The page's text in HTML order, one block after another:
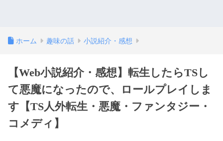
ホーム 趣味の話 小説紹介・感想
【Web小説紹介・感想】転生したらTSし
て悪魔になったので、ロールプレイしま
す【TS人外転生・悪魔・ファンタジー・
コメディ】